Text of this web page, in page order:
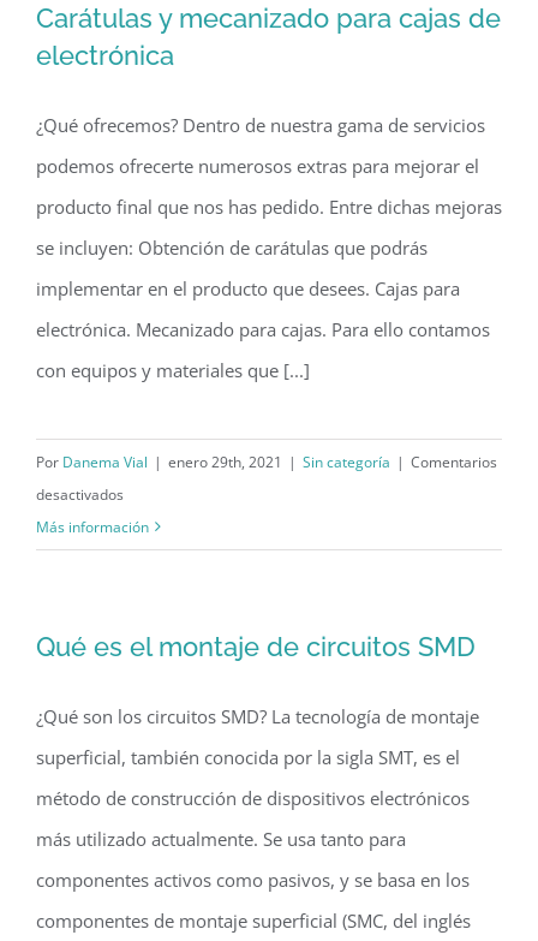
por
refusión
reflow
Carátulas y mecanizado para cajas de
electrónica
¿Qué ofrecemos? Dentro de nuestra gama de servicios
podemos ofrecerte numerosos extras para mejorar el
producto final que nos has pedido. Entre dichas mejoras
se incluyen: Obtención de carátulas que podrás
implementar en el producto que desees. Cajas para
electrónica. Mecanizado para cajas. Para ello contamos
con equipos y materiales que [...]
Por Danema Vial | enero 29th, 2021 | Sin categoría | Comentarios
desactivados
Carátulas
cajas
electrónica
Más información
Qué es el montaje de circuitos SMD
¿Qué son los circuitos SMD? La tecnología de montaje
superficial, también conocida por la sigla SMT, es el
método de construcción de dispositivos electrónicos
más utilizado actualmente. Se usa tanto para
componentes activos como pasivos, y se basa en los
componentes de montaje superficial (SMC, del inglés